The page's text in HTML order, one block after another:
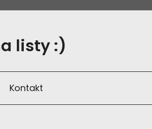
listy :)
Kontakt